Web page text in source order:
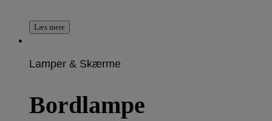
Læs mere
Lamper & Skærme
Bordlampe